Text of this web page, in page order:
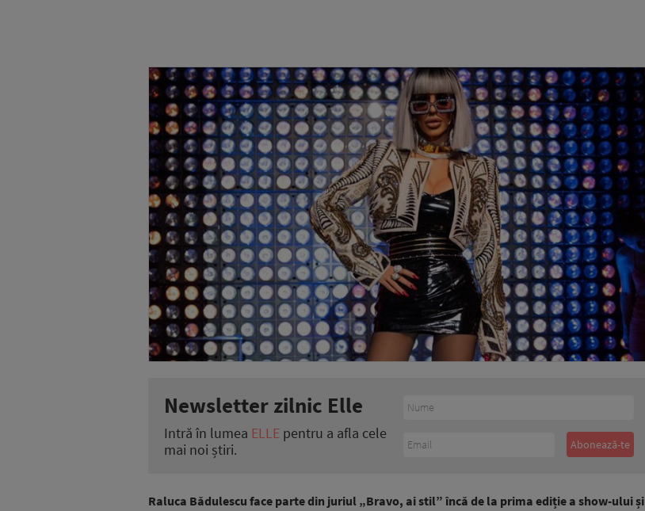
Newsletter zilnic Elle
Intră în lumea ELLE pentru a afla cele
mai noi știri.
Raluca Bădulescu face parte din juriul „Bravo, ai stil” încă de la prima ediție a show-ului și